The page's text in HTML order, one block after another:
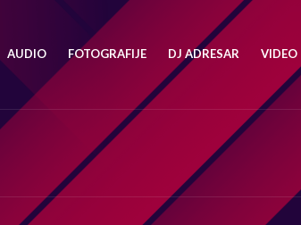
AUDIO FOTOGRAFIJE DJ ADRESAR VIDEO